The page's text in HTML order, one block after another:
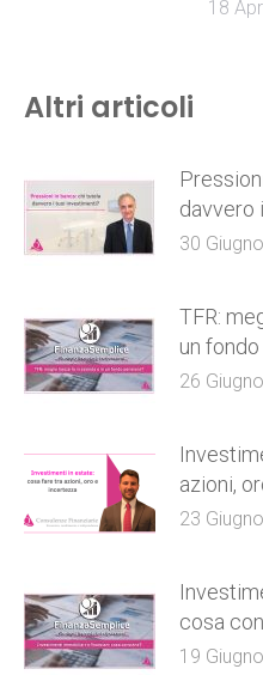
18
Altri articoli
davvero
30
TFR:
un
26
azioni,
23
cosa
19